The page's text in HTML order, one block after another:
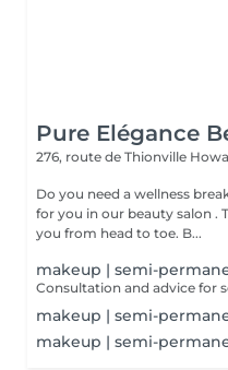
Pure Elégance
276, route de Thionville
Do you need a wellness break? Treat yourself to a moment
for you in our beauty salon . Tailor-made treatments to pamper
you from head to toe. B...
makeup | semi-
makeup | semi-
makeup | semi-